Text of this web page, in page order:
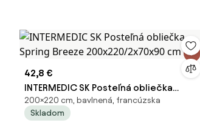
42,8 €
INTERMEDIC SK Posteľná obliečka
Spring Breeze 200x220/2x70x90 cm
200×220 cm, bavlnená, francúzska
Skladom